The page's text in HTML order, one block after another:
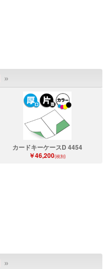
»
カードキーケースD 4454
￥46,200(税別)
»